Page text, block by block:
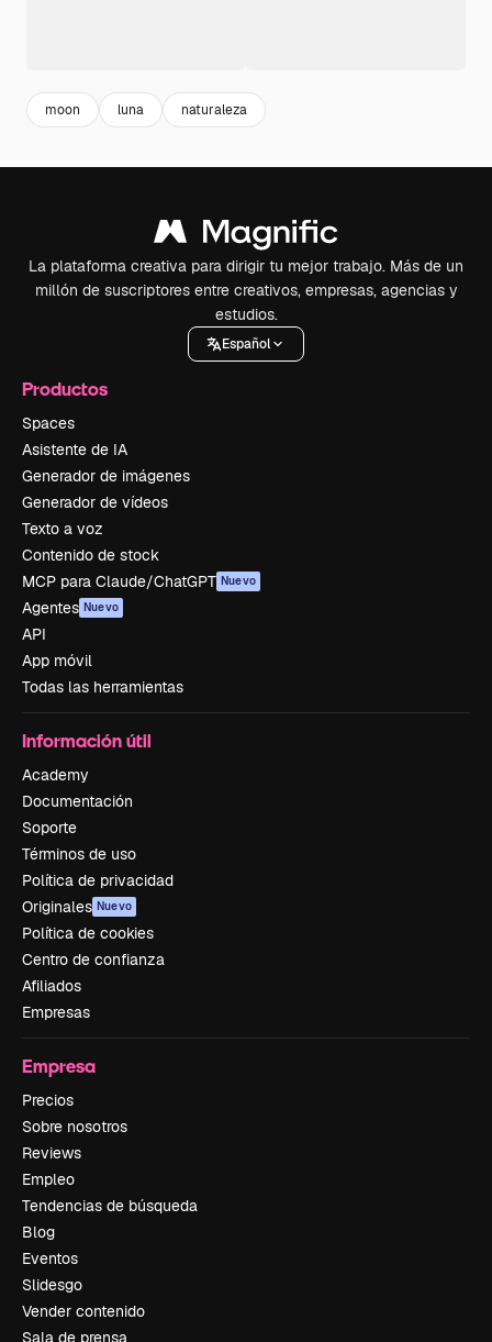
moon luna naturaleza
La plataforma creativa para dirigir tu mejor trabajo. Más de un
millón de suscriptores entre creativos, empresas, agencias y
estudios.
Español
Productos
Spaces
Asistente de IA
Generador de imágenes
Generador de vídeos
Texto a voz
Contenido de stock
MCP para Claude/ChatGPT Nuevo
Agentes Nuevo
API
App móvil
Todas las herramientas
Información útil
Academy
Documentación
Soporte
Términos de uso
Política de privacidad
Originales Nuevo
Política de cookies
Centro de confianza
Afiliados
Empresas
Empresa
Precios
Sobre nosotros
Reviews
Empleo
Tendencias de búsqueda
Blog
Eventos
Slidesgo
Vender contenido
Sala de prensa